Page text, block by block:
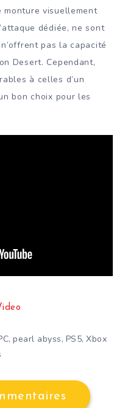
monture visuellement
dédiée, ne sont
pas la capacité
Desert. Cependant,
à celles d’un
bon choix pour les
,pearl abyss, PS5,Xbox